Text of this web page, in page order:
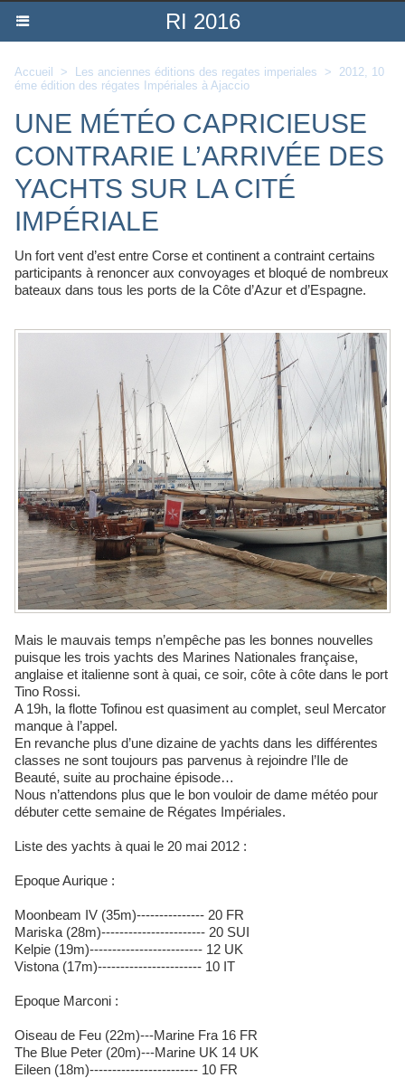
RI 2016
Accueil > Les anciennes éditions des regates imperiales >
2012, 10
éme édition des régates Impériales à Ajaccio
UNE MÉTÉO CAPRICIEUSE
CONTRARIE L’ARRIVÉE DES
YACHTS SUR LA CITÉ
IMPÉRIALE
Un fort vent d’est entre Corse et continent a contraint certains
participants à renoncer aux convoyages et bloqué de nombreux
bateaux dans tous les ports de la Côte d’Azur et d’Espagne.
Mais le mauvais temps n’empêche pas les bonnes nouvelles
puisque les trois yachts des Marines Nationales française,
anglaise et italienne sont à quai, ce soir, côte à côte dans le port
Tino Rossi.
A 19h, la flotte Tofinou est quasiment au complet, seul Mercator
manque à l’appel.
En revanche plus d’une dizaine de yachts dans les différentes
classes ne sont toujours pas parvenus à rejoindre l’Ile de
Beauté, suite au prochaine épisode…
Nous n’attendons plus que le bon vouloir de dame météo pour
débuter cette semaine de Régates Impériales.
Liste des yachts à quai le 20 mai 2012 :
Epoque Aurique :
Moonbeam IV (35m)--------------- 20 FR
Mariska (28m)----------------------- 20 SUI
Kelpie (19m)------------------------- 12 UK
Vistona (17m)----------------------- 10 IT
Epoque Marconi :
Oiseau de Feu (22m)---Marine Fra 16 FR
The Blue Peter (20m)---Marine UK 14 UK
Eileen (18m)------------------------ 10 FR